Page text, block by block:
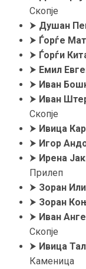
Скопје
⮞ Душан
⮞ Ѓорѓе
⮞ Ѓорѓи
⮞ Емил
⮞ Иван
⮞ Иван
Скопје
⮞ Ивица
⮞ Игор
⮞ Ирена
Прилеп
⮞ Зоран
⮞ Зоран
⮞ Иван
Скопје
⮞ Ивица
Каменица